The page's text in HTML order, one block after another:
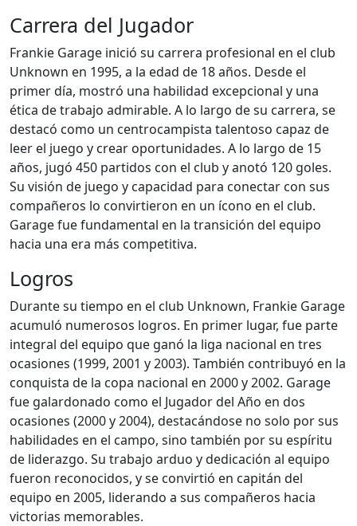
Carrera del Jugador
Frankie Garage inició su carrera profesional en el club
Unknown en 1995, a la edad de 18 años. Desde el
primer día, mostró una habilidad excepcional y una
ética de trabajo admirable. A lo largo de su carrera, se
destacó como un centrocampista talentoso capaz de
leer el juego y crear oportunidades. A lo largo de 15
años, jugó 450 partidos con el club y anotó 120 goles.
Su visión de juego y capacidad para conectar con sus
compañeros lo convirtieron en un ícono en el club.
Garage fue fundamental en la transición del equipo
hacia una era más competitiva.
Logros
Durante su tiempo en el club Unknown, Frankie Garage
acumuló numerosos logros. En primer lugar, fue parte
integral del equipo que ganó la liga nacional en tres
ocasiones (1999, 2001 y 2003). También contribuyó en la
conquista de la copa nacional en 2000 y 2002. Garage
fue galardonado como el Jugador del Año en dos
ocasiones (2000 y 2004), destacándose no solo por sus
habilidades en el campo, sino también por su espíritu
de liderazgo. Su trabajo arduo y dedicación al equipo
fueron reconocidos, y se convirtió en capitán del
equipo en 2005, liderando a sus compañeros hacia
victorias memorables.